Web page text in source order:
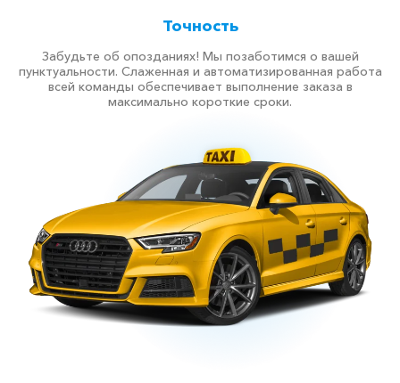
Точность
Забудьте об опозданиях! Мы позаботимся о вашей
пунктуальности. Слаженная и автоматизированная работа
всей команды обеспечивает выполнение заказа в
максимально короткие сроки.